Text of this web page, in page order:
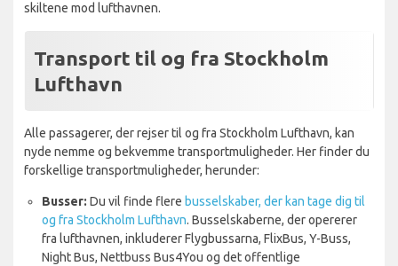
skiltene mod lufthavnen.
Transport til og fra Stockholm
Lufthavn
Alle passagerer, der rejser til og fra Stockholm Lufthavn, kan
nyde nemme og bekvemme transportmuligheder. Her finder du
forskellige transportmuligheder, herunder:
Busser: Du vil finde flere busselskaber, der kan tage dig til
og fra Stockholm Lufthavn. Busselskaberne, der opererer
fra lufthavnen, inkluderer Flygbussarna, FlixBus, Y-Buss,
Night Bus, Nettbuss Bus4You og det offentlige